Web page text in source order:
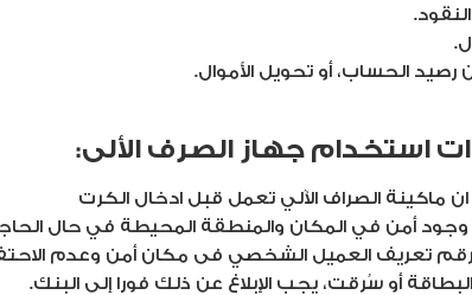
الحساب، أو تحويل الأموال.
استخدام جهاز الصرف الألى:
ماكينة الصراف الآلي تعمل قبل ادخال الكرت
وجود أمن في المكان والمنطقة المحيطة في حال
برقم تعريف العميل الشخصي فى مكان أمن وعدم
أو سُرقت، يجب الإبلاغ عن ذلك فورا إلى البنك.